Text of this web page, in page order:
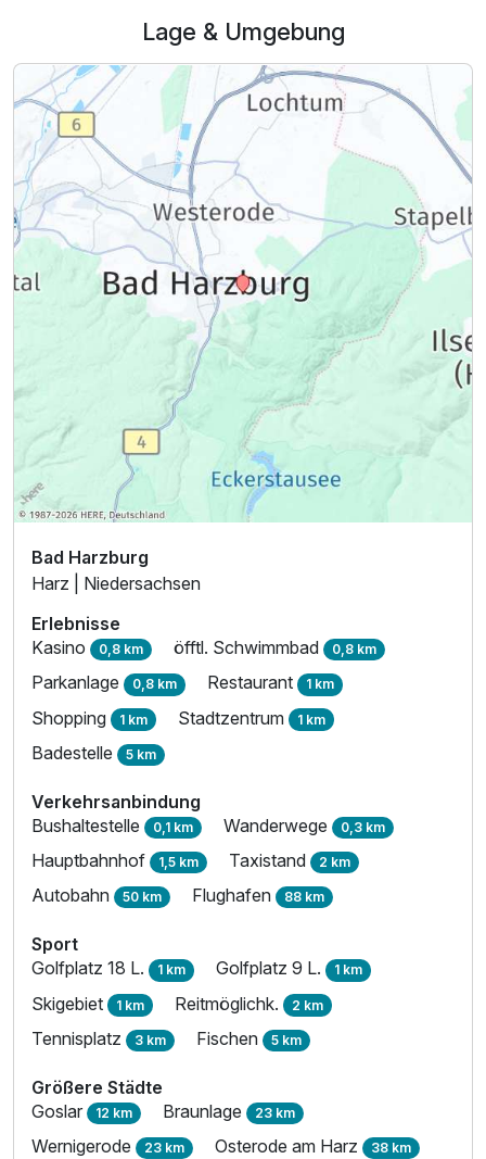
Für 3 Tage p.P. ab326,10 €
Lage & Umgebung
Bad Harzburg
Harz | Niedersachsen
Erlebnisse
Kasino 0,8 km öfftl. Schwimmbad 0,8 km
Parkanlage 0,8 km Restaurant 1 km
Shopping 1 km Stadtzentrum 1 km
Badestelle 5 km
Verkehrsanbindung
Bushaltestelle 0,1 km Wanderwege 0,3 km
Hauptbahnhof 1,5 km Taxistand 2 km
Autobahn 50 km Flughafen 88 km
Sport
Golfplatz 18 L. 1 km Golfplatz 9 L. 1 km
Skigebiet 1 km Reitmöglichk. 2 km
Tennisplatz 3 km Fischen 5 km
Größere Städte
Goslar 12 km Braunlage 23 km
Wernigerode 23 km Osterode am Harz 38 km